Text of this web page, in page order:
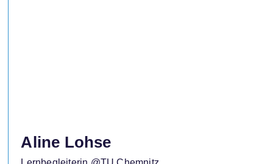
Aline Lohse